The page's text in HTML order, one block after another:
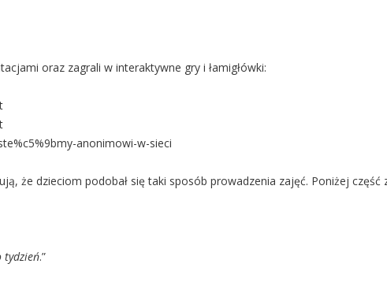
oraz zagrali w interaktywne gry i łamigłówki:
anonimowi-w-sieci
że dzieciom podobał się taki sposób prowadzenia zajęć. Poniżej część
tydzień.”